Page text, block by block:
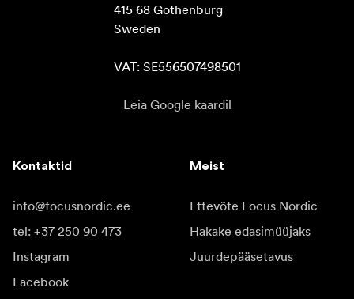
415 68 Gothenburg
Sweden
VAT: SE556507498501
Leia Google kaardil
Kontaktid
info@focusnordic.ee
tel: +37 250 90 473
Instagram
Facebook
Meist
Ettevõte Focus Nordic
Hakake edasimüüjaks
Juurdepääsetavus